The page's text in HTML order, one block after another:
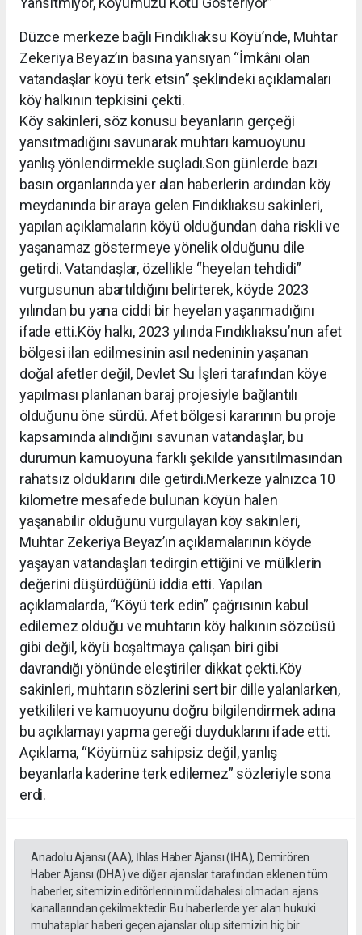
Düzce merkeze bağlı Fındıklıaksu Köyü’nde, Muhtar
Zekeriya Beyaz’ın basına yansıyan “İmkânı olan
vatandaşlar köyü terk etsin” şeklindeki açıklamaları
köy halkının tepkisini çekti.
Köy sakinleri, söz konusu beyanların gerçeği
yansıtmadığını savunarak muhtarı kamuoyunu
yanlış yönlendirmekle suçladı.Son günlerde bazı
basın organlarında yer alan haberlerin ardından köy
meydanında bir araya gelen Fındıklıaksu sakinleri,
yapılan açıklamaların köyü olduğundan daha riskli ve
yaşanamaz göstermeye yönelik olduğunu dile
getirdi. Vatandaşlar, özellikle “heyelan tehdidi”
vurgusunun abartıldığını belirterek, köyde 2023
yılından bu yana ciddi bir heyelan yaşanmadığını
ifade etti.Köy halkı, 2023 yılında Fındıklıaksu’nun afet
bölgesi ilan edilmesinin asıl nedeninin yaşanan
doğal afetler değil, Devlet Su İşleri tarafından köye
yapılması planlanan baraj projesiyle bağlantılı
olduğunu öne sürdü. Afet bölgesi kararının bu proje
kapsamında alındığını savunan vatandaşlar, bu
durumun kamuoyuna farklı şekilde yansıtılmasından
rahatsız olduklarını dile getirdi.Merkeze yalnızca 10
kilometre mesafede bulunan köyün halen
yaşanabilir olduğunu vurgulayan köy sakinleri,
Muhtar Zekeriya Beyaz’ın açıklamalarının köyde
yaşayan vatandaşları tedirgin ettiğini ve mülklerin
değerini düşürdüğünü iddia etti. Yapılan
açıklamalarda, “Köyü terk edin” çağrısının kabul
edilemez olduğu ve muhtarın köy halkının sözcüsü
gibi değil, köyü boşaltmaya çalışan biri gibi
davrandığı yönünde eleştiriler dikkat çekti.Köy
sakinleri, muhtarın sözlerini sert bir dille yalanlarken,
yetkilileri ve kamuoyunu doğru bilgilendirmek adına
bu açıklamayı yapma gereği duyduklarını ifade etti.
Açıklama, “Köyümüz sahipsiz değil, yanlış
beyanlarla kaderine terk edilemez” sözleriyle sona
erdi.
Anadolu Ajansı (AA), İhlas Haber Ajansı (İHA), Demirören
Haber Ajansı (DHA) ve diğer ajanslar tarafından eklenen tüm
haberler, sitemizin editörlerinin müdahalesi olmadan ajans
kanallarından çekilmektedir. Bu haberlerde yer alan hukuki
muhataplar haberi geçen ajanslar olup sitemizin hiç bir